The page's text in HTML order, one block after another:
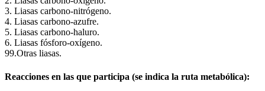
3. Liasas carbono-nitrógeno.
4. Liasas carbono-azufre.
5. Liasas carbono-haluro.
6. Liasas fósforo-oxígeno.
99.Otras liasas.
Reacciones en las que participa (se indica la ruta metabólica):